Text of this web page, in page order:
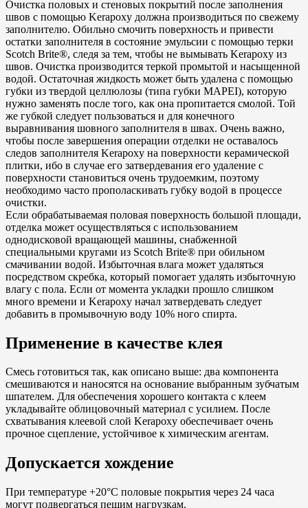
Очистка половых и стеновых покрытий после заполнения
швов с помощью Kerapoxy должна производиться по свежему
заполнителю. Обильно смочить поверхность и привести
остатки заполнителя в состояние эмульсии с помощью терки
Scotch Brite®, следя за тем, чтобы не вымывать Kerapoxy из
швов. Очистка производится теркой промытой и насыщенной
водой. Остаточная жидкость может быть удалена с помощью
губки из твердой целлюлозы (типа губки MAPEI), которую
нужно заменять после того, как она пропитается смолой. Той
же губкой следует пользоваться и для конечного
выравнивания шовного заполнителя в швах. Очень важно,
чтобы после завершения операции отделки не оставалось
следов заполнителя Kerapoxy на поверхности керамической
плитки, ибо в случае его затвердевания его удаление с
поверхности становиться очень трудоемким, поэтому
необходимо часто прополаскивать губку водой в процессе
очистки.
Если обрабатываемая половая поверхность большой площади,
отделка может осуществляться с использованием
однодисковой вращающей машины, снабженной
специальными кругами из Scotch Brite® при обильном
смачивании водой. Избыточная влага может удаляться
посредством скребка, который помогает удалять избыточную
влагу с пола. Если от момента укладки прошло слишком
много времени и Kerapoxy начал затвердевать следует
добавить в промывочную воду 10% ного спирта.
Применение в качестве клея
Смесь готовиться так, как описано выше: два компонента
смешиваются и наносятся на основание выбранным зубчатым
шпателем. Для обеспечения хорошего контакта с клеем
укладывайте облицовочный материал с усилием. После
схватывания клеевой слой Kerapoxy обеспечивает очень
прочное сцепление, устойчивое к химическим агентам.
Допускается хождение
При температуре +20°С половые покрытия через 24 часа
могут подвергаться пешим нагрузкам.